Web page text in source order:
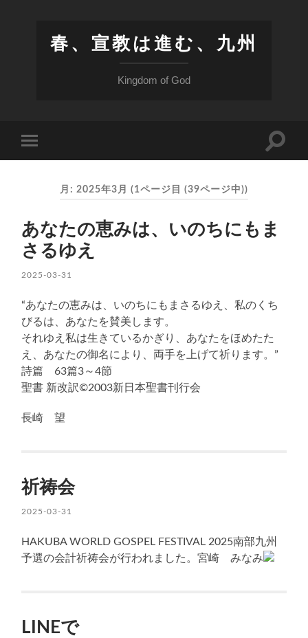
春、宣教は進む、九州
Kingdom of God
バ
ー
を
切
り
替
検
を
切
月: 2025年3月 (1ページ目 (39ページ中))
あなたの恵みは、いのちにもま
さるゆえ
2025-03-31
“あなたの恵みは、いのちにもまさるゆえ、私のくち
びるは、あなたを賛美します。
それゆえ私は生きているかぎり、あなたをほめたた
え、あなたの御名により、両手を上げて祈ります。”
詩篇 63篇3～4節
聖書 新改訳©2003新日本聖書刊行会
長崎 望
祈祷会
2025-03-31
HAKUBA WORLD GOSPEL FESTIVAL 2025南部九州
予選の会計祈祷会が行われました。宮崎 みなみ
LINEで